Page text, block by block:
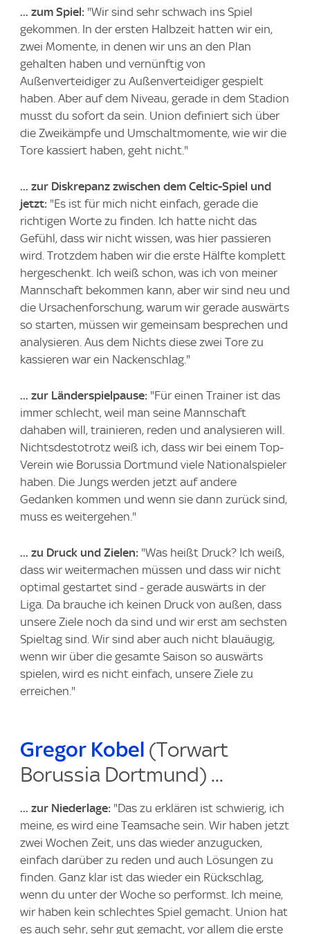
... zum Spiel: "Wir sind sehr schwach ins Spiel
gekommen. In der ersten Halbzeit hatten wir ein,
zwei Momente, in denen wir uns an den Plan
gehalten haben und vernünftig von
Außenverteidiger zu Außenverteidiger gespielt
haben. Aber auf dem Niveau, gerade in dem Stadion
musst du sofort da sein. Union definiert sich über
die Zweikämpfe und Umschaltmomente, wie wir die
Tore kassiert haben, geht nicht."
... zur Diskrepanz zwischen dem Celtic-Spiel und
jetzt: "Es ist für mich nicht einfach, gerade die
richtigen Worte zu finden. Ich hatte nicht das
Gefühl, dass wir nicht wissen, was hier passieren
wird. Trotzdem haben wir die erste Hälfte komplett
hergeschenkt. Ich weiß schon, was ich von meiner
Mannschaft bekommen kann, aber wir sind neu und
die Ursachenforschung, warum wir gerade auswärts
so starten, müssen wir gemeinsam besprechen und
analysieren. Aus dem Nichts diese zwei Tore zu
kassieren war ein Nackenschlag."
... zur Länderspielpause: "Für einen Trainer ist das
immer schlecht, weil man seine Mannschaft
dahaben will, trainieren, reden und analysieren will.
Nichtsdestotrotz weiß ich, dass wir bei einem Top-
Verein wie Borussia Dortmund viele Nationalspieler
haben. Die Jungs werden jetzt auf andere
Gedanken kommen und wenn sie dann zurück sind,
muss es weitergehen."
... zu Druck und Zielen: "Was heißt Druck? Ich weiß,
dass wir weitermachen müssen und dass wir nicht
optimal gestartet sind - gerade auswärts in der
Liga. Da brauche ich keinen Druck von außen, dass
unsere Ziele noch da sind und wir erst am sechsten
Spieltag sind. Wir sind aber auch nicht blauäugig,
wenn wir über die gesamte Saison so auswärts
spielen, wird es nicht einfach, unsere Ziele zu
erreichen."
Gregor Kobel (Torwart
Borussia Dortmund) ...
... zur Niederlage: "Das zu erklären ist schwierig, ich
meine, es wird eine Teamsache sein. Wir haben jetzt
zwei Wochen Zeit, uns das wieder anzugucken,
einfach darüber zu reden und auch Lösungen zu
finden. Ganz klar ist das wieder ein Rückschlag,
wenn du unter der Woche so performst. Ich meine,
wir haben kein schlechtes Spiel gemacht. Union hat
es auch sehr, sehr gut gemacht, vor allem die erste